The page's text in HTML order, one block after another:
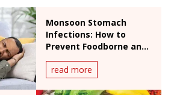
Monsoon Stomach
Infections: How to
Prevent Foodborne and
During Rainy Season
read more